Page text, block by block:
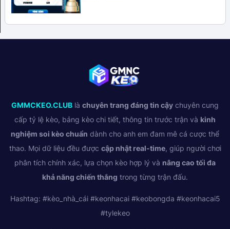
GMMCKEO.CLUB là chuyên trang đáng tin cậy chuyên cung
cấp tỷ lệ kèo, bảng kèo chi tiết, thông tin trước trận và kinh
nghiệm soi kèo chuẩn dành cho anh em đam mê cá cược thể
thao. Mọi dữ liệu đều được cập nhật real-time, giúp người chơi
phân tích chính xác, lựa chọn kèo hợp lý và nâng cao tối đa
khả năng chiến thắng trong từng trận đấu.
Hashtag: #kèo_nhà_cái #keonhacai #keobongda #keonhacai5
#tylekeo